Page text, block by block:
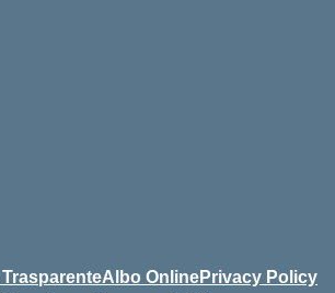
Albo OnlinePrivacy Policy